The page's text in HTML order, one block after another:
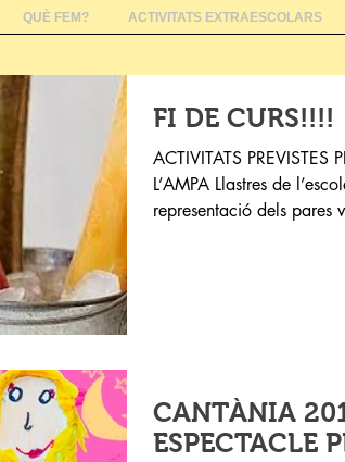
QUÈ FEM? ACTIVITATS EXTRAESCOLARS
FI DE CURS!!!!
ACTIVITATS
L’AMPA Llastres de
representació dels pares
CANTÀNIA
ESPECTACLE